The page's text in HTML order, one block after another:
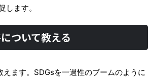
します。
ついて教える
ます。SDGsを一過性のブームのように